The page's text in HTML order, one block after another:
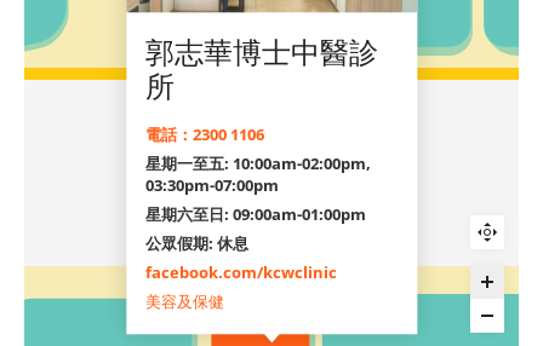
郭志華博士中醫診
所
電話：2300 1106
星期一至五: 10:00am-02:00pm,
03:30pm-07:00pm
星期六至日: 09:00am-01:00pm
公眾假期: 休息
facebook.com/kcwclinic
美容及保健